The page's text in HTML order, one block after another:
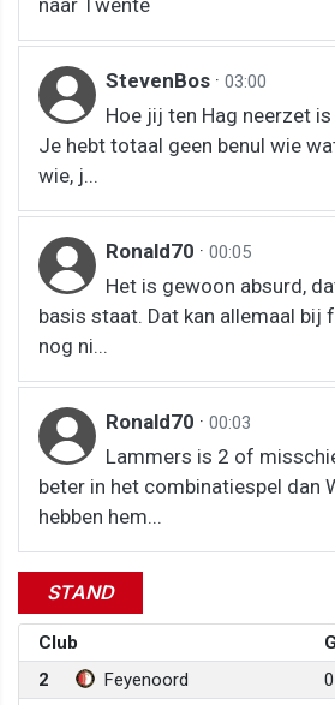
naar Twente
StevenBos · 03:00
Hoe jij ten Hag neerzet
Je hebt totaal geen benul wie
wie, j...
Ronald70 · 00:05
Het is gewoon absurd,
basis staat. Dat kan allemaal bij
nog ni...
Ronald70 · 00:03
Lammers is 2 of
beter in het combinatiespel dan
hebben hem...
STAND
Club G
2
Feyenoord 0